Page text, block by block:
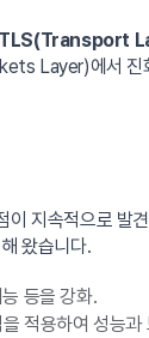
TLS(Transport
Layer)에서
지속적으로
왔습니다.
등을 강화.
적용하여 성능과